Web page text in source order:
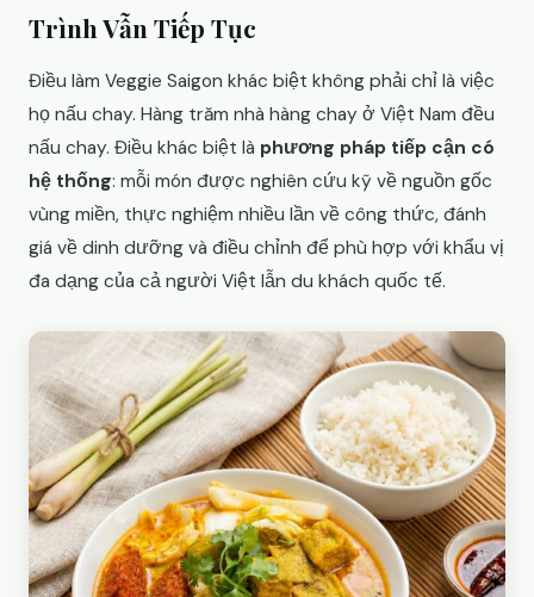
Trình Vẫn Tiếp Tục
Điều làm Veggie Saigon khác biệt không phải chỉ là việc
họ nấu chay. Hàng trăm nhà hàng chay ở Việt Nam đều
nấu chay. Điều khác biệt là phương pháp tiếp cận có
hệ thống: mỗi món được nghiên cứu kỹ về nguồn gốc
vùng miền, thực nghiệm nhiều lần về công thức, đánh
giá về dinh dưỡng và điều chỉnh để phù hợp với khẩu vị
đa dạng của cả người Việt lẫn du khách quốc tế.